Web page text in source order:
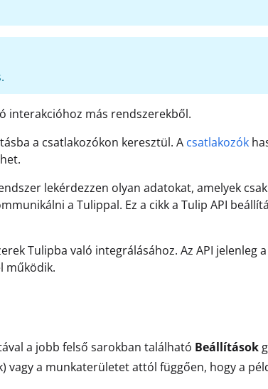
interakcióhoz más rendszerekből.
a csatlakozókon keresztül. A csatlakozók
lekérdezzen olyan adatokat, amelyek
a Tulippal. Ez a cikk a Tulip API
Tulipba való integrálásához. Az API jelenleg
működik.
a jobb felső sarokban található Beállítások
vagy a munkaterületet attól függően, hogy a